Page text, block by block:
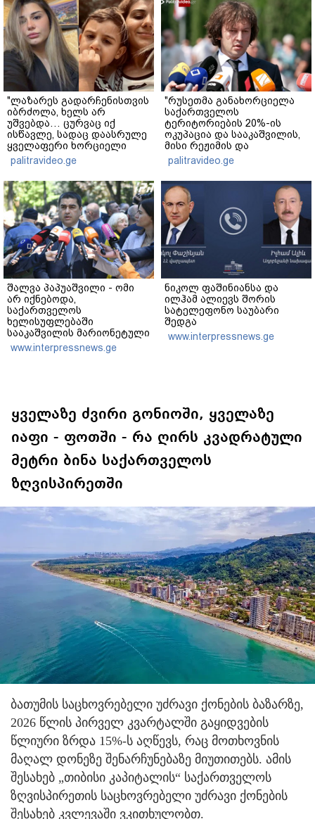
"ლაზარეს გადარჩენისთვის
იბრძოლა, ხელს არ
უშვებდა… ცურვაც იქ
ისწავლე, სადაც დაასრულე
ყველაფერი ხორციელი
ცხოვრებიდან" – რას წერს
ხობში დაღუპული დედა-
შვილის ახლობელი?
palitravideo.ge
"რუსეთმა განახორციელა
საქართველოს
ტერიტორიების 20%-ის
ოკუპაცია და სააკაშვილის,
მისი რეჟიმის და
"ნაცმოძრაობის" ღალატი
ვერანაირად ვერ
გადაფარავს ამ
დანაშაულს" - ირაკლი
კობახიძე
palitravideo.ge
შალვა პაპუაშვილი - ომი
არ იქნებოდა,
საქართველოს
ხელისუფლებაში
სააკაშვილის მარიონეტული
რეჟიმის ნაცვლად
„ქართული ოცნების“
უკრაინის ომი იქნებოდა
www.interpressnews.ge
ნიკოლ ფაშინიანსა და
ილჰამ ალიევს შორის
სატელეფონო საუბარი
შედგა
www.interpressnews.ge
ყველაზე ძვირი გონიოში, ყველაზე
იაფი - ფოთში - რა ღირს კვადრატული
მეტრი ბინა საქართველოს
ზღვისპირეთში
ბათუმის საცხოვრებელი უძრავი ქონების ბაზარზე,
2026 წლის პირველ კვარტალში გაყიდვების
წლიური ზრდა 15%-ს აღწევს, რაც მოთხოვნის
მაღალ დონეზე შენარჩუნებაზე მიუთითებს. ამის
შესახებ „თიბისი კაპიტალის“ საქართველოს
ზღვისპირეთის საცხოვრებელი უძრავი ქონების
შესახებ კვლევაში ვკითხულობთ.